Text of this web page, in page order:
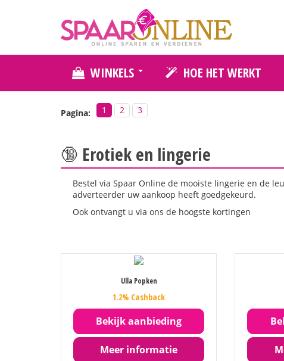
WINKELS HOE HET WERKT
Pagina: 1 2 3
🔞 Erotiek en lingerie
Bestel via Spaar Online de mooiste lingerie en de
adverteerder uw aankoop heeft goedgekeurd.
Ook ontvangt u via ons de hoogste kortingen
Ulla Popken
1.2% Cashback
Bekijk aanbieding
Meer informatie